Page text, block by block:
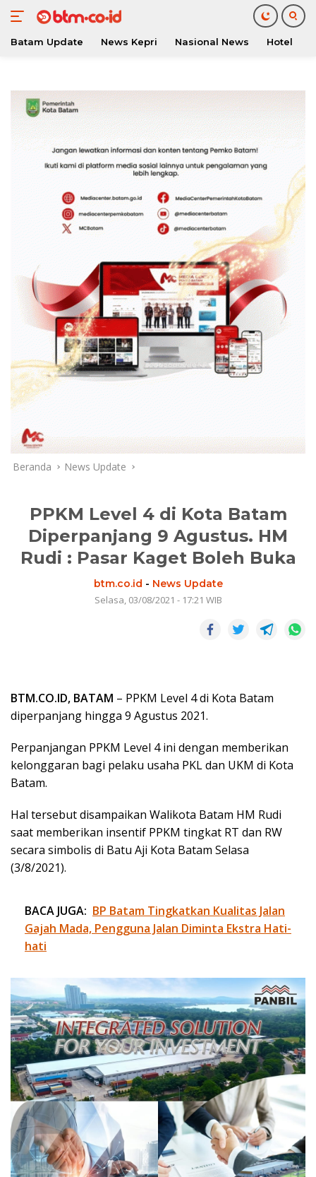
konten
Batam Update News Kepri Nasional News Hotel
Beranda News Update
PPKM Level 4 di Kota Batam
Diperpanjang 9 Agustus. HM
Rudi : Pasar Kaget Boleh Buka
btm.co.id - News Update
Selasa, 03/08/2021 - 17:21 WIB
BTM.CO.ID, BATAM – PPKM Level 4 di Kota Batam
diperpanjang hingga 9 Agustus 2021.
Perpanjangan PPKM Level 4 ini dengan memberikan
kelonggaran bagi pelaku usaha PKL dan UKM di Kota
Batam.
Hal tersebut disampaikan Walikota Batam HM Rudi
saat memberikan insentif PPKM tingkat RT dan RW
secara simbolis di Batu Aji Kota Batam Selasa
(3/8/2021).
BACA JUGA: BP Batam Tingkatkan Kualitas Jalan
Gajah Mada, Pengguna Jalan Diminta Ekstra Hati-
hati